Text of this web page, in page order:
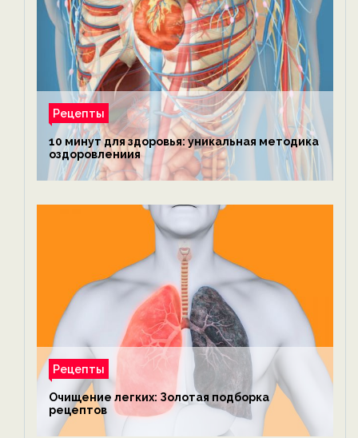
Рецепты
10 минут для здоровья: уникальная методика
оздоровлениия
Рецепты
Очищение легких: Золотая подборка
рецептов